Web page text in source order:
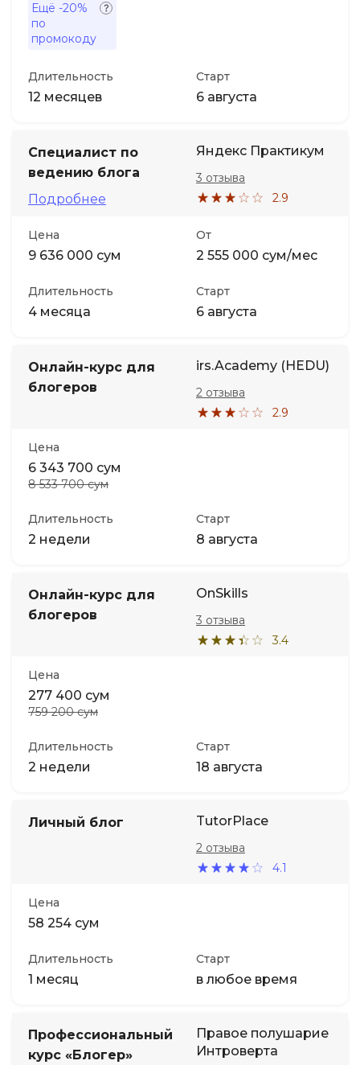
Ещё -20%
по
промокоду
Длительность
12 месяцев
Старт
6 августа
Специалист по
ведению блога
Подробнее
Яндекс Практикум
2.9
3 отзыва
Цена
9 636 000 сум
От
2 555 000 сум/мес
Длительность
4 месяца
Старт
6 августа
Онлайн-курс для
блогеров
irs.Academy (HEDU)
2.9
2 отзыва
Цена
6 343 700 сум
8 533 700 сум
Длительность
2 недели
Старт
8 августа
Онлайн-курс для
блогеров
OnSkills
3.4
3 отзыва
Цена
277 400 сум
759 200 сум
Длительность
2 недели
Старт
18 августа
Личный блог TutorPlace
4.1
2 отзыва
Цена
58 254 сум
Длительность
1 месяц
Старт
в любое время
Профессиональный
курс «Блогер»
Правое полушарие
Интроверта